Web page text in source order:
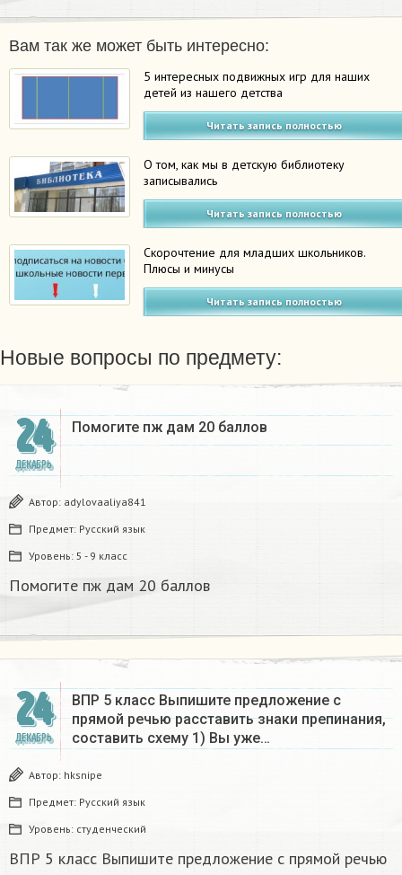
Вам так же может быть интересно:
5 интересных подвижных игр для наших
детей из нашего детства
Читать запись полностью
О том, как мы в детскую библиотеку
записывались
Читать запись полностью
Скорочтение для младших школьников.
Плюсы и минусы
Читать запись полностью
Новые вопросы по предмету:
24
ДЕКАБРЬ
Помогите пж дам 20 баллов ​
Автор: adylovaaliya841
Предмет: Русский язык
Уровень: 5 - 9 класс
Помогите пж дам 20 баллов ​
24
ДЕКАБРЬ
ВПР 5 класс Выпишите предложение с
прямой речью расставить знаки препинания,
составить схему 1) Вы уже…
Автор: hksnipe
Предмет: Русский язык
Уровень: студенческий
ВПР 5 класс Выпишите предложение с прямой речью